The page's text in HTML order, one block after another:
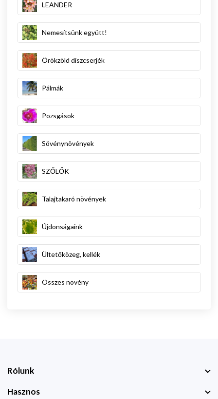
LEANDER
Nemesítsünk együtt!
Örökzöld díszcserjék
Pálmák
Pozsgások
Sövénynövények
SZŐLŐK
Talajtakaró növények
Újdonságaink
Ültetőközeg, kellék
Összes növény
Rólunk
Hasznos